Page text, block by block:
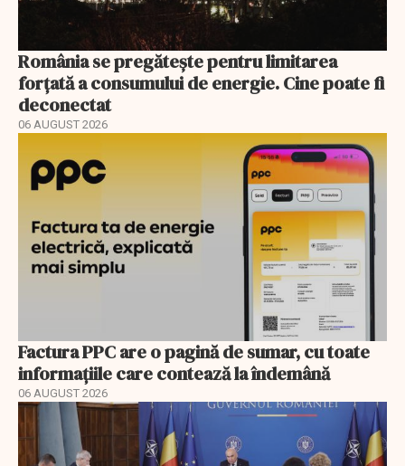
România se pregătește pentru limitarea
forțată a consumului de energie. Cine poate fi
deconectat
06 AUGUST 2026
Factura PPC are o pagină de sumar, cu toate
informațiile care contează la îndemână
06 AUGUST 2026